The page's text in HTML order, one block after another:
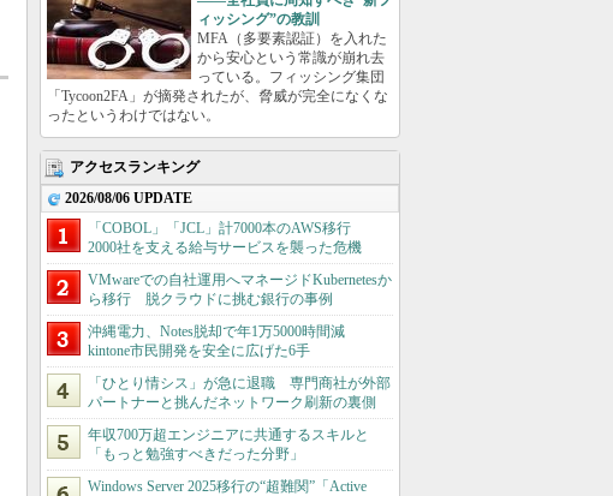
ィッシング”の教訓
MFA（多要素認証）を入れた
から安心という常識が崩れ去
っている。フィッシング集団
「Tycoon2FA」が摘発されたが、脅威が完全になくな
ったというわけではない。
アクセスランキング
2026/08/06 UPDATE
「COBOL」「JCL」計7000本のAWS移行
2000社を支える給与サービスを襲った危機
VMwareでの自社運用へマネージドKubernetesか
ら移行 脱クラウドに挑む銀行の事例
沖縄電力、Notes脱却で年1万5000時間減
kintone市民開発を安全に広げた6手
「ひとり情シス」が急に退職 専門商社が外部
パートナーと挑んだネットワーク刷新の裏側
年収700万超エンジニアに共通するスキルと
「もっと勉強すべきだった分野」
Windows Server 2025移行の“超難関”「Active